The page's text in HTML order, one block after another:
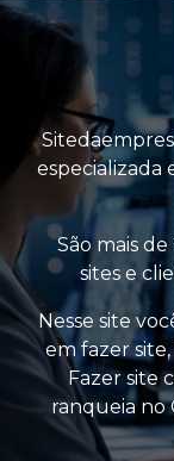
especializada
São mais
sites e
Nesse site
em fazer site,
Fazer site
ranqueia no